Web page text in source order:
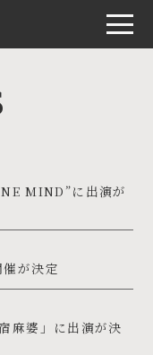
MIND”に出演が
が決定
麻婆」に出演が決